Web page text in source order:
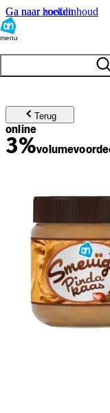
Ga naar hoofdinhoud
Ga naar zoeken
menu
Terug
online
3%volume